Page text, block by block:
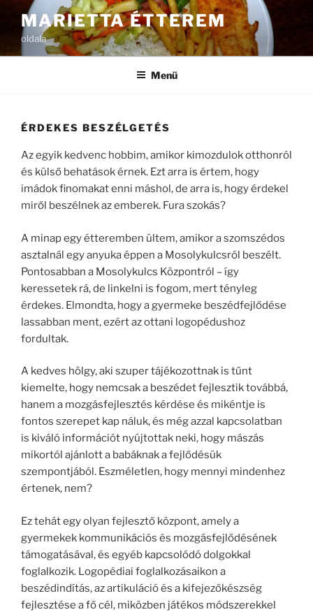
Tartalomhoz
MARIETTA ÉTTEREM
oldala
Menü
ÉRDEKES BESZÉLGETÉS
Az egyik kedvenc hobbim, amikor kimozdulok otthonról
és külső behatások érnek. Ezt arra is értem, hogy
imádok finomakat enni máshol, de arra is, hogy érdekel
miről beszélnek az emberek. Fura szokás?
A minap egy étteremben ültem, amikor a szomszédos
asztalnál egy anyuka éppen a Mosolykulcsról beszélt.
Pontosabban a Mosolykulcs Központról – így
keressetek rá, de linkelni is fogom, mert tényleg
érdekes. Elmondta, hogy a gyermeke beszédfejlődése
lassabban ment, ezért az ottani logopédushoz
fordultak.
A kedves hölgy, aki szuper tájékozottnak is tűnt
kiemelte, hogy nemcsak a beszédet fejlesztik továbbá,
hanem a mozgásfejlesztés kérdése és mikéntje is
fontos szerepet kap náluk, és még azzal kapcsolatban
is kiváló információt nyújtottak neki, hogy mászás
mikortól ajánlott a babáknak a fejlődésük
szempontjából. Eszméletlen, hogy mennyi mindenhez
értenek, nem?
Ez tehát egy olyan fejlesztő központ, amely a
gyermekek kommunikációs és mozgásfejlődésének
támogatásával, és egyéb kapcsolódó dolgokkal
foglalkozik. Logopédiai foglalkozásaikon a
beszédindítás, az artikuláció és a kifejezőkészség
fejlesztése a fő cél, miközben játékos módszerekkel